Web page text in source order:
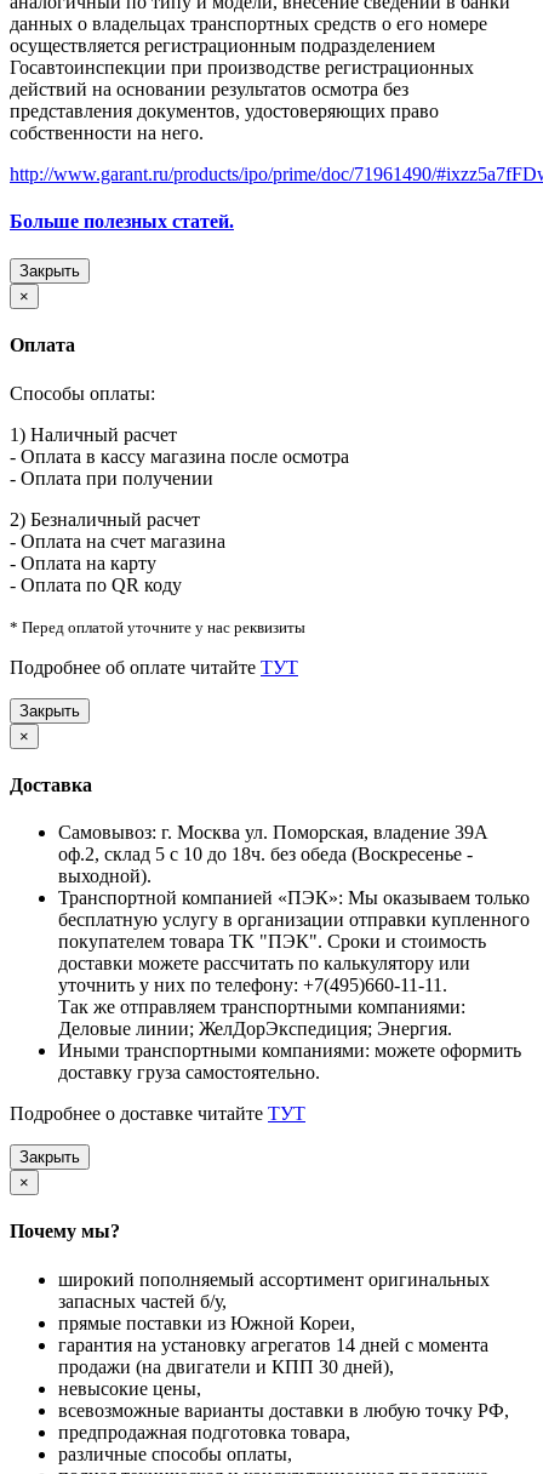
данных о владельцах транспортных средств о его номере
осуществляется регистрационным подразделением
Госавтоинспекции при производстве регистрационных
действий на основании результатов осмотра без
представления документов, удостоверяющих право
собственности на него.
http://www.garant.ru/products/ipo/prime/doc/71961490/
Больше полезных статей.
Закрыть
×
Оплата
Способы оплаты:
1) Наличный расчет
- Оплата в кассу магазина после осмотра
- Оплата при получении
2) Безналичный расчет
- Оплата на счет магазина
- Оплата на карту
- Оплата по QR коду
* Перед оплатой уточните у нас реквизиты
Подробнее об оплате читайте ТУТ
Закрыть
×
Доставка
Самовывоз: г. Москва ул. Поморская, владение 39А
оф.2, склад 5 с 10 до 18ч. без обеда (Воскресенье -
выходной).
Транспортной компанией «ПЭК»: Мы оказываем только
бесплатную услугу в организации отправки купленного
покупателем товара ТК "ПЭК". Сроки и стоимость
доставки можете рассчитать по калькулятору или
уточнить у них по телефону: +7(495)660-11-11.
Так же отправляем транспортными компаниями:
Деловые линии; ЖелДорЭкспедиция; Энергия.
Иными транспортными компаниями: можете оформить
доставку груза самостоятельно.
Подробнее о доставке читайте ТУТ
Закрыть
×
Почему мы?
широкий пополняемый ассортимент оригинальных
запасных частей б/у,
прямые поставки из Южной Кореи,
гарантия на установку агрегатов 14 дней с момента
продажи (на двигатели и КПП 30 дней),
невысокие цены,
всевозможные варианты доставки в любую точку РФ,
предпродажная подготовка товара,
различные способы оплаты,